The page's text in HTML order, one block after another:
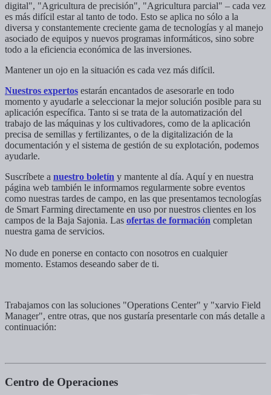
digital", "Agricultura de precisión", "Agricultura parcial" – cada vez
es más difícil estar al tanto de todo. Esto se aplica no sólo a la
diversa y constantemente creciente gama de tecnologías y al manejo
asociado de equipos y nuevos programas informáticos, sino sobre
todo a la eficiencia económica de las inversiones.
Mantener un ojo en la situación es cada vez más difícil.
Nuestros expertos estarán encantados de asesorarle en todo
momento y ayudarle a seleccionar la mejor solución posible para su
aplicación específica. Tanto si se trata de la automatización del
trabajo de las máquinas y los cultivadores, como de la aplicación
precisa de semillas y fertilizantes, o de la digitalización de la
documentación y el sistema de gestión de su explotación, podemos
ayudarle.
Suscríbete a nuestro boletín y mantente al día. Aquí y en nuestra
página web también le informamos regularmente sobre eventos
como nuestras tardes de campo, en las que presentamos tecnologías
de Smart Farming directamente en uso por nuestros clientes en los
campos de la Baja Sajonia. Las ofertas de formación completan
nuestra gama de servicios.
No dude en ponerse en contacto con nosotros en cualquier
momento. Estamos deseando saber de ti.
Trabajamos con las soluciones "Operations Center" y "xarvio Field
Manager", entre otras, que nos gustaría presentarle con más detalle a
continuación:
Centro de Operaciones